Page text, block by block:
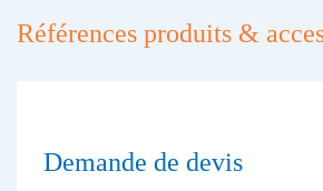
Références produits &
Demande de devis